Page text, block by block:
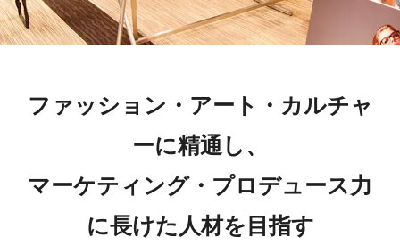
ファッション・アート・カルチャ
ーに精通し、
マーケティング・プロデュース力
に長けた人材を目指す